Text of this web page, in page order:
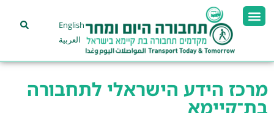
English
العربية
מרכז הידע הישראלי לתחבורה
בת־קיימא